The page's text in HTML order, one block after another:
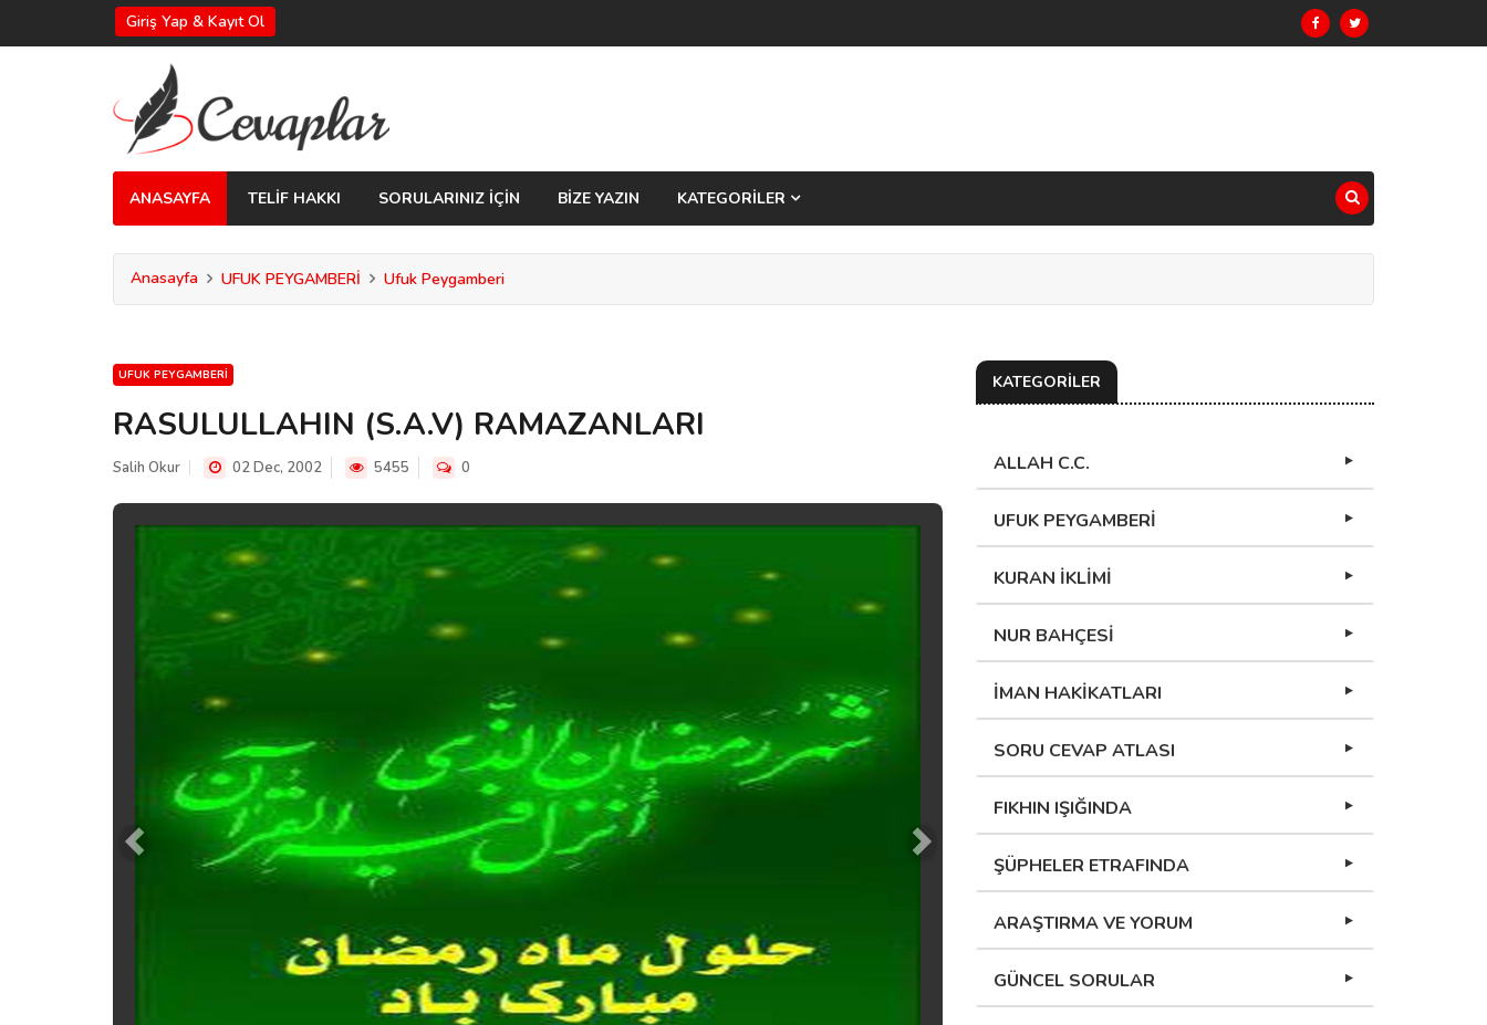
Giriş Yap & Kayıt Ol
ANASAYFA TELİF HAKKI SORULARINIZ İÇİN BİZE YAZIN KATEGORİLER
Anasayfa UFUK PEYGAMBERİ Ufuk Peygamberi
UFUK PEYGAMBERI
RASULULLAHIN (S.A.V) RAMAZANLARI
Salih Okur 02 Dec, 2002 5455 0
KATEGORİLER
ALLAH C.C.
UFUK PEYGAMBERİ
KURAN İKLİMİ
NUR BAHÇESİ
İMAN HAKİKATLARI
SORU CEVAP ATLASI
FIKHIN IŞIĞINDA
ŞÜPHELER ETRAFINDA
ARAŞTIRMA VE YORUM
GÜNCEL SORULAR